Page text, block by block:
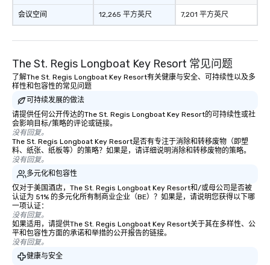
会议空间 12,265 平方英尺 7,201 平方英尺
The St. Regis Longboat Key Resort 常见问题
了解The St. Regis Longboat Key Resort有关健康与安全、可持续性以及多
样性和包容性的常见问题
可持续发展的做法
请提供任何公开传达的The St. Regis Longboat Key Resort的可持续性或社
会影响目标/策略的评论或链接。
没有回复。
The St. Regis Longboat Key Resort是否有专注于消除和转移废物（即塑
料、纸张、纸板等）的策略？如果是，请详细说明消除和转移废物的策略。
没有回复。
多元化和包容性
仅对于美国酒店，The St. Regis Longboat Key Resort和/或母公司是否被
认证为 51% 的多元化所有制商业企业（BE）？如果是，请说明您获得以下哪
一项认证：
没有回复。
如果适用，请提供The St. Regis Longboat Key Resort关于其在多样性、公
平和包容性方面的承诺和举措的公开报告的链接。
没有回复。
健康与安全